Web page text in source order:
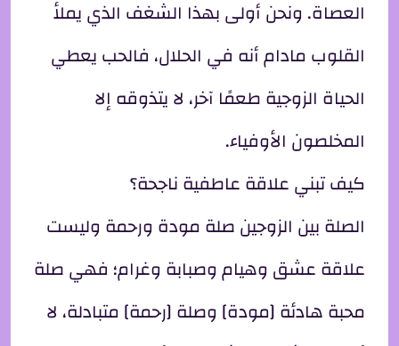
العصاة. ونحن أولى بهذا الشغف الذي يملأ
القلوب مادام أنه في الحلال، فالحب يعطي
الحياة الزوجية طعمًا آخر، لا يتذوقه إلا
المخلصون الأوفياء.
كيف تبني علاقة عاطفية ناجحة؟
الصلة بين الزوجين صلة مودة ورحمة وليست
علاقة عشق وهيام وصبابة وغرام؛ فهي صلة
محبة هادئة [مودة] وصلة [رحمة] متبادلة، لا